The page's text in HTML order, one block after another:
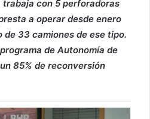
trabaja con 5 perforadoras
a operar desde enero
de 33 camiones de ese tipo.
de Autonomía de
85% de reconversión